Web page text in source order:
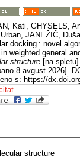
Kati, GHYSELS,
JANEŽIČ,
docking : novel
weighted general
structure [na
8 avgust 2026].
s: https://
structure